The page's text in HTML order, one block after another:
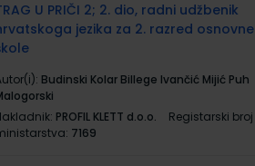
U PRIČI 2; 2. dio, radni udžbenik
jezika za 2. razred osnovne
Budinski Kolar Billege Ivančić Mijić Puh
PROFIL KLETT d.o.o.
Registarski broj
7169